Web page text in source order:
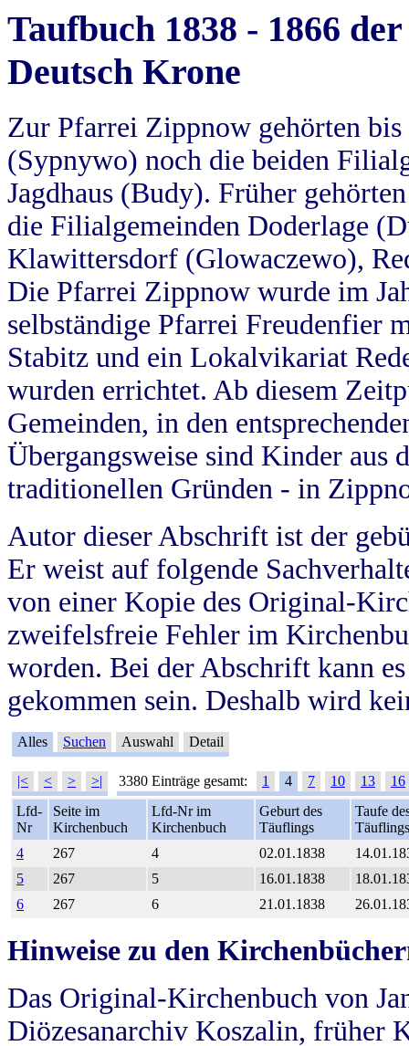
Taufbuch 1838 - 1866
Deutsch Krone
Zur Pfarrei Zippnow gehörten
(Sypnywo) noch die beiden
Jagdhaus (Budy). Früher
die Filialgemeinden Doderlage
Klawittersdorf (Glowaczewo),
Die Pfarrei Zippnow wurde im
selbständige Pfarrei Freudenfier
Stabitz und ein Lokalvikariat
wurden errichtet. Ab diesem
Gemeinden, in den
Übergangsweise sind Kinder aus
traditionellen Gründen - in
Autor dieser Abschrift ist der
Er weist auf folgende
von einer Kopie des Original-
zweifelsfreie Fehler im
worden. Bei der Abschrift kann
gekommen sein. Deshalb wird
Alles Suchen Auswahl Detail
|< < > >| 3380 Einträge gesamt: 1 4 7 10 13
16
Lfd-
Nr
Seite im
Kirchenbuch
Lfd-Nr im
Kirchenbuch
Geburt des
Täuflings
Taufe
Täuflings
4
267 4 02.01.1838
5
267 5 16.01.1838
6
267 6 21.01.1838
Hinweise zu den
Das Original-Kirchenbuch von
Diözesanarchiv Koszalin, früher